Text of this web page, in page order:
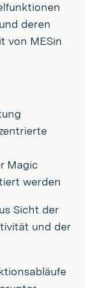
deren
von MESin
Magic
werden
Sicht der
und der